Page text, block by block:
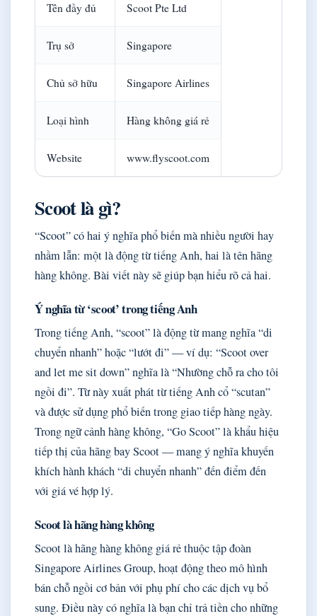
Tên đầy đủ Scoot Pte Ltd
Trụ sở Singapore
Chủ sở hữu Singapore Airlines
Loại hình Hàng không giá rẻ
Website www.flyscoot.com
Scoot là gì?
“Scoot” có hai ý nghĩa phổ biến mà nhiều người hay
nhầm lẫn: một là động từ tiếng Anh, hai là tên hãng
hàng không. Bài viết này sẽ giúp bạn hiểu rõ cả hai.
Ý nghĩa từ ‘scoot’ trong tiếng Anh
Trong tiếng Anh, “scoot” là động từ mang nghĩa “di
chuyển nhanh” hoặc “lướt đi” — ví dụ: “Scoot over
and let me sit down” nghĩa là “Nhường chỗ ra cho tôi
ngồi đi”. Từ này xuất phát từ tiếng Anh cổ “scutan”
và được sử dụng phổ biến trong giao tiếp hàng ngày.
Trong ngữ cảnh hàng không, “Go Scoot” là khẩu hiệu
tiếp thị của hãng bay Scoot — mang ý nghĩa khuyến
khích hành khách “di chuyển nhanh” đến điểm đến
với giá vé hợp lý.
Scoot là hãng hàng không
Scoot là hãng hàng không giá rẻ thuộc tập đoàn
Singapore Airlines Group, hoạt động theo mô hình
bán chỗ ngồi cơ bản với phụ phí cho các dịch vụ bổ
sung. Điều này có nghĩa là bạn chỉ trả tiền cho những